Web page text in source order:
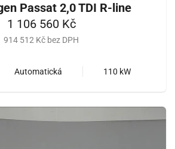
Passat 2,0 TDI R-line
1 106 560 Kč
914 512 Kč bez DPH
Automatická 110 kW